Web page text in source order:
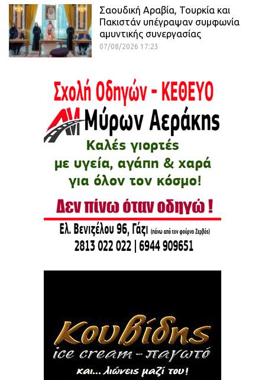
Σαουδική Αραβία, Τουρκία και
Πακιστάν υπέγραψαν συμφωνία
αμυντικής συνεργασίας
07/08/2026 17:23